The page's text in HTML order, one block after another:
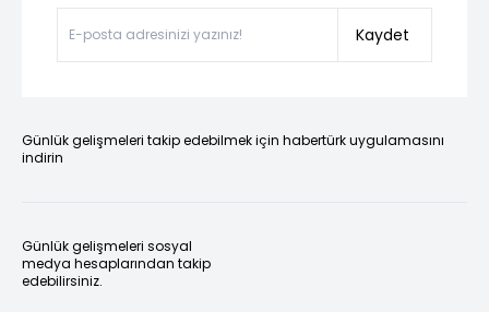
Kaydet
Günlük gelişmeleri takip edebilmek için habertürk uygulamasını
indirin
Günlük gelişmeleri sosyal
medya hesaplarından takip
edebilirsiniz.